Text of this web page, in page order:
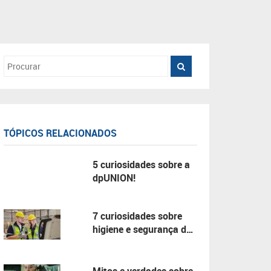
TÓPICOS RELACIONADOS
5 curiosidades sobre a
dpUNION!
7 curiosidades sobre
higiene e segurança do